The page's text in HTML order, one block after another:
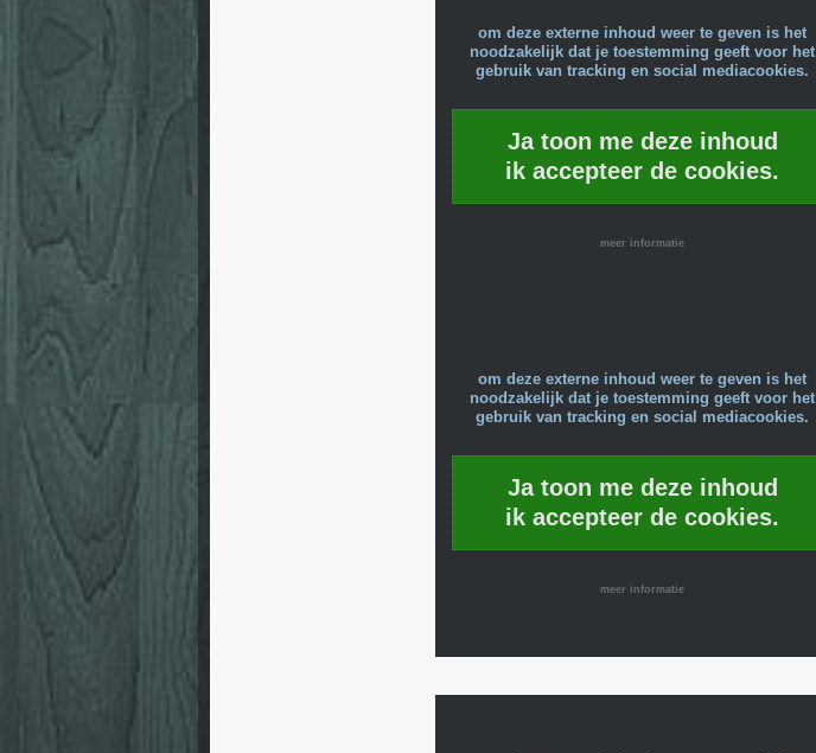
om deze externe inhoud weer te geven is het
noodzakelijk dat je toestemming geeft voor het
gebruik van tracking en social mediacookies.
Ja toon me deze inhoud
ik accepteer de cookies.
meer informatie
om deze externe inhoud weer te geven is het
noodzakelijk dat je toestemming geeft voor het
gebruik van tracking en social mediacookies.
Ja toon me deze inhoud
ik accepteer de cookies.
meer informatie